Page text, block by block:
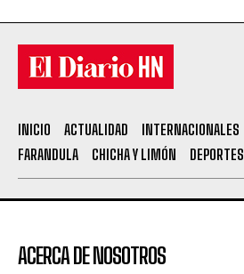
INICIO ACTUALIDAD INTERNACIONALES
FARANDULA
CHICHA Y LIMÓN DEPORTES
ACERCA DE NOSOTROS